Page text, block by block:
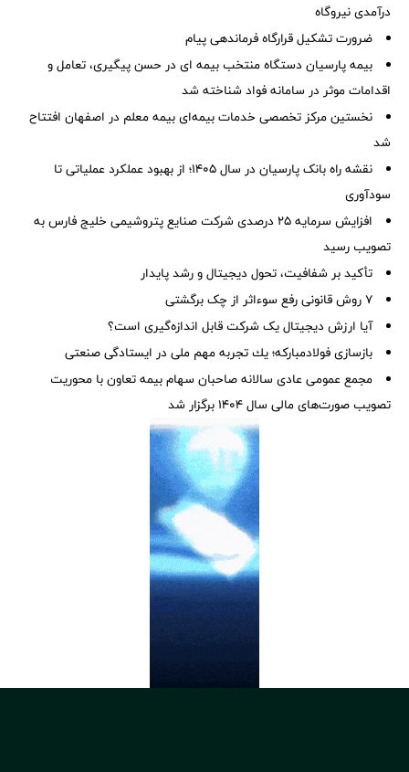
درآمدی نیروگاه
ضرورت تشكیل قرارگاه فرماندهی پیام
بیمه پارسیان دستگاه منتخب بیمه ای در حسن پیگیری، تعامل و
اقدامات موثر در سامانه فواد شناخته شد
نخستین مرکز تخصصی خدمات بیمه‌ای بیمه معلم در اصفهان افتتاح
شد
نقشه راه بانک پارسیان در سال ۱۴۰۵؛ از بهبود عملکرد عملیاتی تا
سودآوری
افزایش سرمایه ۲۵ درصدی شرکت صنایع پتروشیمی خلیج فارس به
تصویب رسید
تأکید بر شفافیت، تحول دیجیتال و رشد پایدار
۷ روش قانونی رفع سوء‌اثر از چک برگشتی
آیا ارزش دیجیتال یک شرکت قابل اندازه‌گیری است؟
بازسازی فولادمباركه؛ یك تجربه مهم ملی در ایستادگی صنعتی
مجمع عمومی عادی سالانه صاحبان سهام بیمه تعاون با محوریت
تصویب صورت‌های مالی سال ۱۴۰۴ برگزار شد